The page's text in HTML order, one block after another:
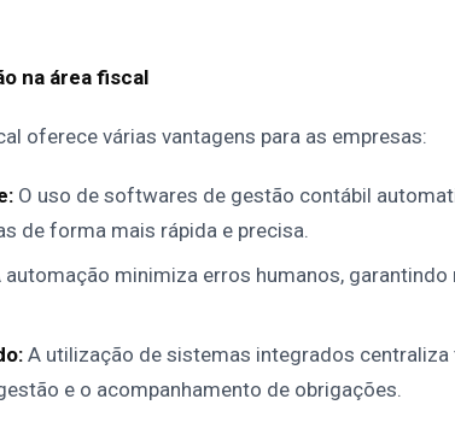
na área fiscal
oferece várias vantagens para as empresas:
O uso de softwares de gestão contábil
de forma mais rápida e precisa.
automação minimiza erros humanos, garantindo
A utilização de sistemas integrados
e o acompanhamento de obrigações.